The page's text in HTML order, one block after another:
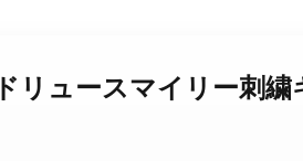
リュースマイリー刺